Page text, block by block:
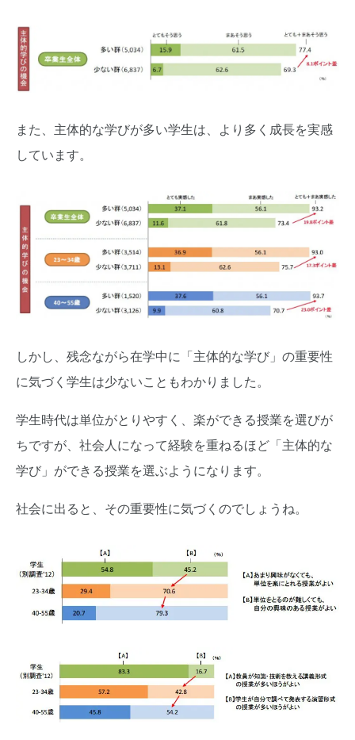
また、主体的な学びが多い学生は、より多く成長を実感
しています。
しかし、残念ながら在学中に「主体的な学び」の重要性
に気づく学生は少ないこともわかりました。
学生時代は単位がとりやすく、楽ができる授業を選びが
ちですが、社会人になって経験を重ねるほど「主体的な
学び」ができる授業を選ぶようになります。
社会に出ると、その重要性に気づくのでしょうね。